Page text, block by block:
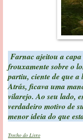
Farnac ajeitou a capa
frouxamente sobre o
partiu, ciente de que
Atrás, ficava uma
vilarejo. Ao seu lado,
verdadeiro motivo de
menor ideia do que
Trecho do Livro